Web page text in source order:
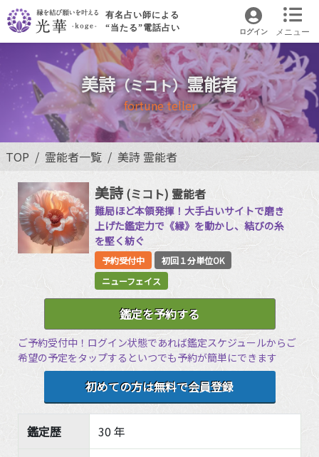
メニュー
有名占い師による
“当たる”電話占い
ログイン
美詩（ミコト）霊能者
fortune teller
TOP 霊能者一覧 美詩 霊能者
美詩 (ミコト) 霊能者
難局ほど本領発揮！大手占いサイトで磨き
上げた鑑定力で《縁》を動かし、結びの糸
を堅く紡ぐ
予約受付中
初回１分単位OK
ニューフェイス
鑑定を予約する
ご予約受付中！ログイン状態であれば鑑定スケジュールからご
希望の予定をタップするといつでも予約が簡単にできます
初めての方は無料で会員登録
鑑定歴 30 年